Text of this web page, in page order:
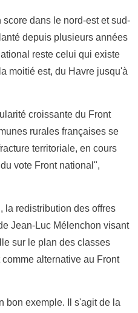
dans le nord-est et sud-
depuis plusieurs années
reste celui qui existe
moitié est, du Havre jusqu'à
croissante du Front
rurales françaises se
territoriale, en cours
vote Front national",
la redistribution des offres
Jean-Luc Mélenchon visant
sur le plan des classes
alternative au Front
bon exemple. Il s'agit de la